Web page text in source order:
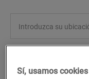
Sí, usamos cookies